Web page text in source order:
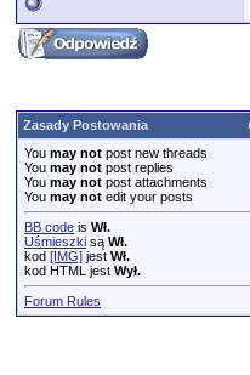
Zasady Postowania
You may not post new threads
You may not post replies
You may not post attachments
You may not edit your posts
BB code is Wł.
Uśmieszki są Wł.
kod [IMG] jest Wł.
kod HTML jest Wył.
Forum Rules